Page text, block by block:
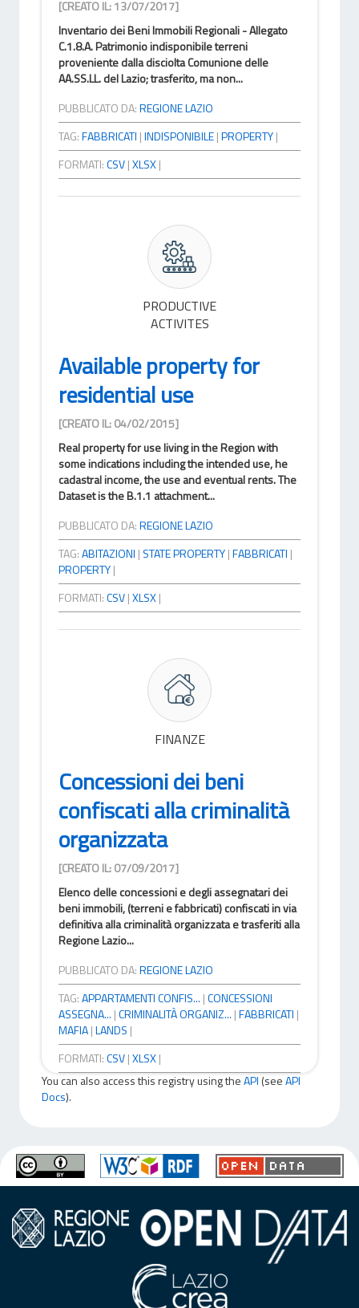
[CREATO IL: 13/07/2017]
Inventario dei Beni Immobili Regionali - Allegato
C.1.8.A. Patrimonio indisponibile terreni
proveniente dalla disciolta Comunione delle
AA.SS.LL. del Lazio; trasferito, ma non...
PUBBLICATO DA:REGIONE LAZIO
TAG:FABBRICATI |INDISPONIBILE|PROPERTY|
FORMATI:CSV|XLSX|
PRODUCTIVE
ACTIVITES
Available property for
residential use
[CREATO IL: 04/02/2015]
Real property for use living in the Region with
some indications including the intended use, he
cadastral income, the use and eventual rents. The
Dataset is the B.1.1 attachment...
PUBBLICATO DA:REGIONE LAZIO
TAG:ABITAZIONI | STATE PROPERTY|FABBRICATI |
PROPERTY|
FORMATI:CSV|XLSX|
FINANZE
Concessioni dei beni
confiscati alla criminalità
organizzata
[CREATO IL: 07/09/2017]
Elenco delle concessioni e degli assegnatari dei
beni immobili, (terreni e fabbricati) confiscati in via
definitiva alla criminalità organizzata e trasferiti alla
Regione Lazio...
PUBBLICATO DA:REGIONE LAZIO
TAG:APPARTAMENTI CONFIS... |CONCESSIONI
ASSEGNA... |CRIMINALITÀ ORGANIZ... |FABBRICATI |
MAFIA|LANDS |
FORMATI:CSV|XLSX|
You can also access this registry using theAPI (seeAPI
Docs).